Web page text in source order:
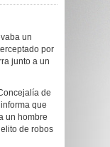
un
por
junto a un
de
que
un hombre
de robos